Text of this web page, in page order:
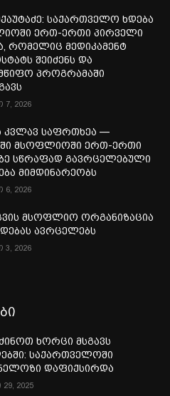
საქართველო ხდება
ერთ-ერთი პირველი
რომელიც მედიკამენტ
შეიძენს და
პროგრამაში
2026
კვლავ საფრთხეა —
მსოფლიოში ერთ-ერთი
სწრაფად გავრცელებული
მიმდინარეობს
2026
მსოფლიო ორგანიზაცია
ავრცელებს
2026
ხორცი მსგავს
საქართველოში
დაფიქსირდა
2025